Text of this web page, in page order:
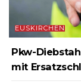
EUSKIRCHEN
Pkw-
mit